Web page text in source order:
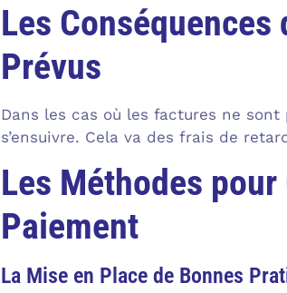
Les
Prévus
Dans les cas où les factures ne
s’ensuivre. Cela va des frais de
Les Méthodes
Paiement
La Mise en Place de Bonnes